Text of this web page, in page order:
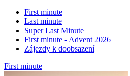
First minute
Last minute
Super Last Minute
First minute - Advent 2026
Zájezdy k doobsazení
First minute